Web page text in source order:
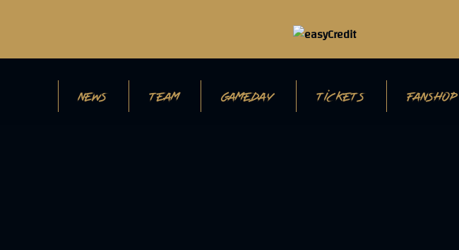
NEWS TEAM GAMEDAY TICKETS FANSHOP